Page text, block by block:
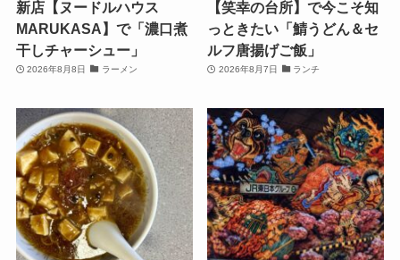
新店【ヌードルハウス
MARUKASA】で「濃口煮
干しチャーシュー」
2026年8月8日 ラーメン
【笑幸の台所】で今こそ知
っときたい「鯖うどん＆セ
ルフ唐揚げご飯」
2026年8月7日 ランチ